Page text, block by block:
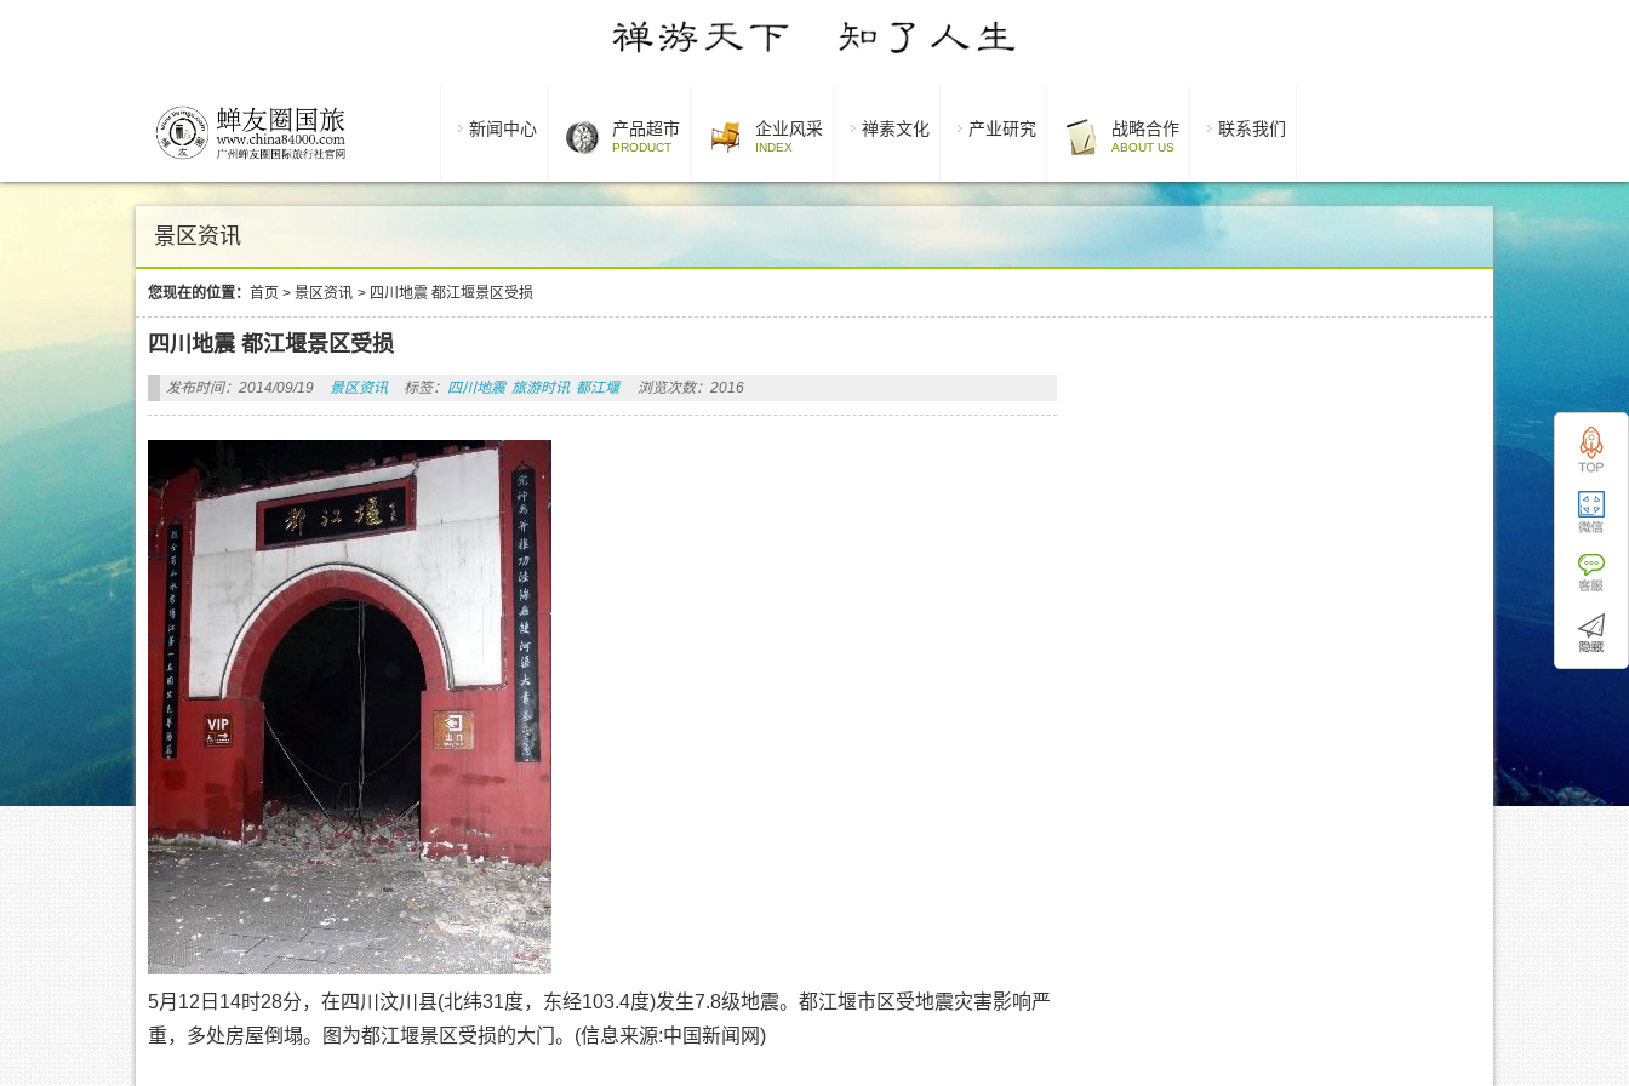
新闻中心 产品超市
PRODUCT
企业风采
INDEX
禅素文化 产业研究 战略合作
ABOUT US
联系我们
景区资讯
您现在的位置： 首页 > 景区资讯 > 四川地震 都江堰景区受损
四川地震 都江堰景区受损
发布时间：2014/09/19 景区资讯 标签： 四川地震 旅游时讯 都江堰 浏览次数：2016
5月12日14时28分，在四川汶川县(北纬31度，东经103.4度)发生7.8级地震。都江堰市区受地震灾害影响严
重，多处房屋倒塌。图为都江堰景区受损的大门。(信息来源:中国新闻网)